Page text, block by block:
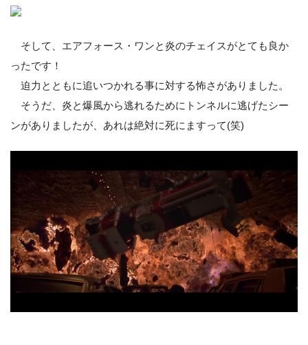
そして、エアフォース・ワンと炎のチェイスがとても良か
ったです！
迫力とともに追いつかれる事に対する怖さがありました。
そうだ、炎と爆風から逃れるためにトンネルに逃げたシー
ンがありましたが、あれは絶対に死にますって(笑)